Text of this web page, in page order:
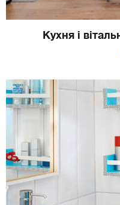
Кухня і